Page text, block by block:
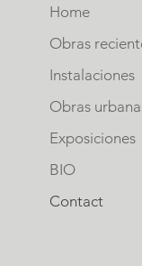
Home
Obras
Instalaciones
Obras
Exposiciones
BIO
Contact